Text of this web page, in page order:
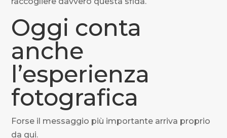
Oggi conta
anche
l’esperienza
fotografica
Forse il messaggio più importante arriva proprio
da qui.